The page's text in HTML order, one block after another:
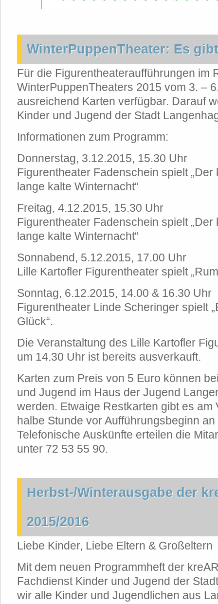
WinterPuppenTheater: Es
Für die Figurentheateraufführungen im
WinterPuppenTheaters 2015 vom 3. –
ausreichend Karten verfügbar. Darauf
Kinder und Jugend der Stadt
Informationen zum Programm:
Donnerstag, 3.12.2015, 15.30 Uhr
Figurentheater Fadenschein spielt
lange kalte Winternacht“
Freitag, 4.12.2015, 15.30 Uhr
Figurentheater Fadenschein spielt
lange kalte Winternacht“
Sonnabend, 5.12.2015, 17.00 Uhr
Lille Kartofler Figurentheater spielt
Sonntag, 6.12.2015, 14.00 & 16.30 Uhr
Figurentheater Linde Scheringer spielt
Glück“.
Die Veranstaltung des Lille Kartofler
um 14.30 Uhr ist bereits ausverkauft.
Karten zum Preis von 5 Euro können
und Jugend im Haus der Jugend
werden. Etwaige Restkarten gibt es am
halbe Stunde vor Aufführungsbeginn
Telefonische Auskünfte erteilen die
unter 72 53 55 90.
Herbst-/Winterausgabe der
2015/2016
Liebe Kinder, Liebe Eltern & Großeltern
Mit dem neuen Programmheft der
Fachdienst Kinder und Jugend der
wir alle Kinder und Jugendlichen aus